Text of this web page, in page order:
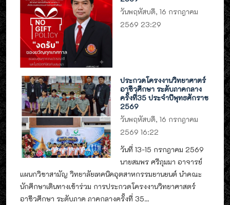
วันพฤหัสบดี, 16 กรกฎาคม
2569 23:29
ประกวดโครงงานวิทยาศาตร์
อาชีวศึกษา ระดับภาคกลาง
ครั้งที่35 ประจำปีพุทธศักราช
2569
วันพฤหัสบดี, 16 กรกฎาคม
2569 16:22
วันที่ 13-15 กรกฎาคม 2569
นายสมพร ศรีภุมมา อาจารย์
แผนกวิชาสามัญ วิทยาลัยเทคนิคอุตสาหกรรมยานยนต์ นำคณะ
นักศึกษาเดินทางเข้าร่วม การประกวดโครงงานวิทยาศาสตร์
อาชีวศึกษา ระดับภาค ภาคกลางครั้งที่ 35...